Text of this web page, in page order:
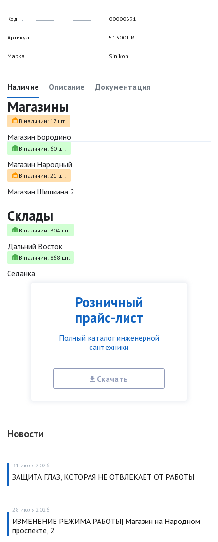
Розничный
прайс-лист
Полный каталог инженерной
сантехники
Скачать
Новости
31 июля 2026
ЗАЩИТА ГЛАЗ, КОТОРАЯ НЕ ОТВЛЕКАЕТ ОТ РАБОТЫ
28 июля 2026
ИЗМЕНЕНИЕ РЕЖИМА РАБОТЫ| Магазин на Народном
проспекте, 2
Код
Артикул
Марка
00000691
513001.R
Sinikon
Наличие Описание Документация
Магазины
В наличии: 17 шт.
Магазин Бородино
В наличии: 60 шт.
Магазин Народный
В наличии: 21 шт.
Магазин Шишкина 2
Склады
В наличии: 304 шт.
Дальний Восток
В наличии: 868 шт.
Седанка